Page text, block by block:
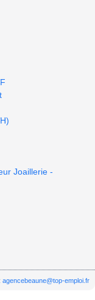
Joaillerie -
agencebeaune@top-emploi.fr